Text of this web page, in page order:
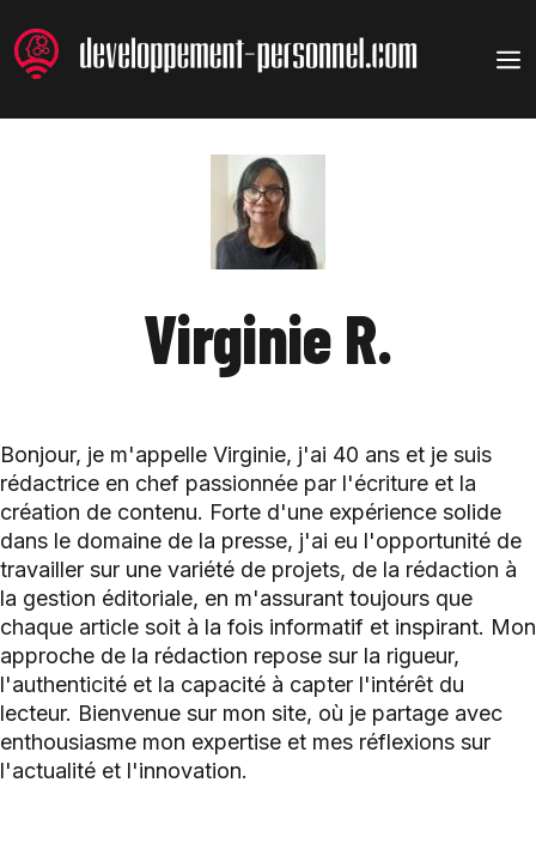
au
contenu
Virginie R.
Bonjour, je m'appelle Virginie, j'ai 40 ans et je suis
rédactrice en chef passionnée par l'écriture et la
création de contenu. Forte d'une expérience solide
dans le domaine de la presse, j'ai eu l'opportunité de
travailler sur une variété de projets, de la rédaction à
la gestion éditoriale, en m'assurant toujours que
chaque article soit à la fois informatif et inspirant. Mon
approche de la rédaction repose sur la rigueur,
l'authenticité et la capacité à capter l'intérêt du
lecteur. Bienvenue sur mon site, où je partage avec
enthousiasme mon expertise et mes réflexions sur
l'actualité et l'innovation.